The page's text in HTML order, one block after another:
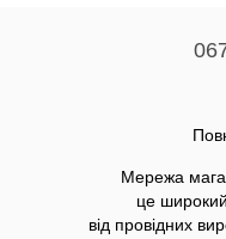
Мережа
це
від провідних